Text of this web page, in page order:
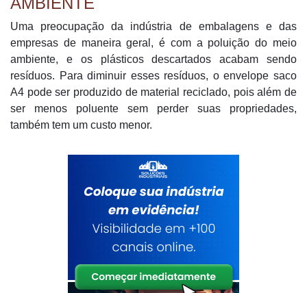
Uma preocupação da indústria de embalagens e das
empresas de maneira geral, é com a poluição do meio
ambiente, e os plásticos descartados acabam sendo
resíduos. Para diminuir esses resíduos, o envelope saco
A4 pode ser produzido de material reciclado, pois além de
ser menos poluente sem perder suas propriedades,
também tem um custo menor.